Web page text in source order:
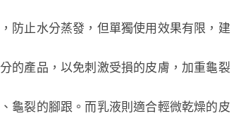
防止水分蒸發，但單獨使用效果有限，建
的產品，以免刺激受損的皮膚，加重龜裂
龜裂的腳跟。而乳液則適合輕微乾燥的皮